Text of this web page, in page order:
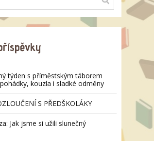
týden s příměstským táborem
kouzla i sladké odměny
S PŘEDŠKOLÁKY
Jak jsme si užili slunečný